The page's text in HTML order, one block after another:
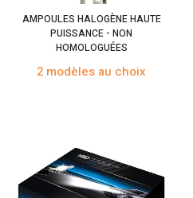
AMPOULES HALOGÈNE HAUTE
PUISSANCE - NON
HOMOLOGUÉES
2 modèles au choix